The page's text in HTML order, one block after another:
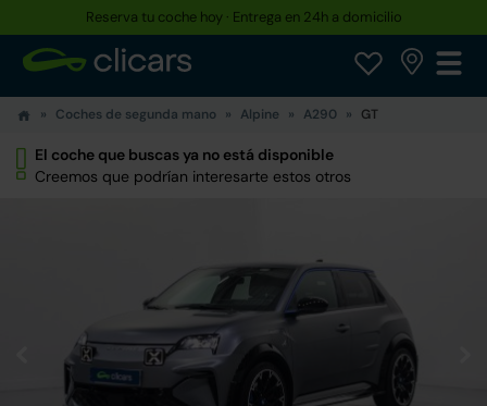
Reserva tu coche hoy · Entrega en 24h a domicilio
Coches de segunda mano Alpine A290 GT
El coche que buscas ya no está disponible
Creemos que podrían interesarte estos otros